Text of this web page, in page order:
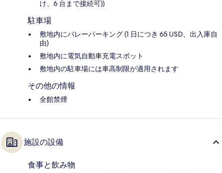
け、6 台まで接続可))
駐車場
敷地内にバレーパーキング (1 日につき 65 USD、出入庫自
由)
敷地内に電気自動車充電スポット
敷地内の駐車場には車高制限が適用されます
その他の情報
全館禁煙
施設の設備
食事と飲み物